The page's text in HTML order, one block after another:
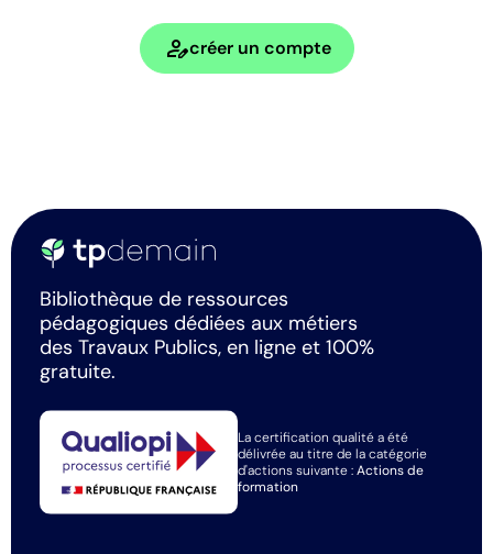
person_editcréer un compte
Bibliothèque de ressources
pédagogiques dédiées aux métiers
des Travaux Publics, en ligne et 100%
gratuite.
La certification qualité a été
délivrée au titre de la catégorie
d'actions suivante :Actions de
formation